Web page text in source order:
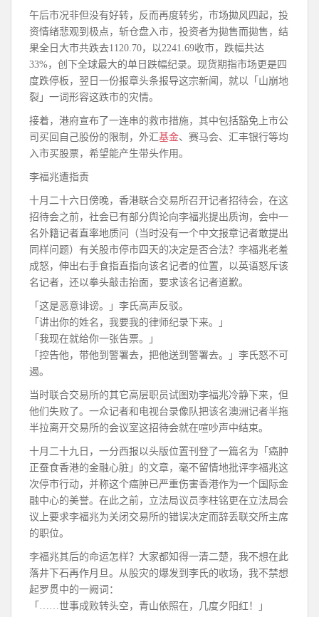
午后市况非但没有好转，反而再度转劣，市场拋风四起，投
资情绪悲观到极点，斩仓盘入市，投资者为拋售而拋售，结
果全日大市共跌去1120.70，以2241.69收市，跌幅共达
33%，创下全球最大的单日跌幅纪录。现货期指市场更是四
度跌停板，翌日一份报章头条报导这宗新闻，就以「山崩地
裂」一词形容这跌市的灾情。
接着，港府宣布了一连串的救市措施，其中包括豁免上市公
司买回自己股份的限制，外汇 基金、赛马会、汇丰银行等均
入市买股票，希望能产生带头作用。
李福兆遭指责
十月二十六日傍晚，香港联合交易所召开记者招待会，在这
招待会之前，社会已有部分舆论向李福兆提出质询，会中一
名外籍记者直率地质问（当时没有一个中文报章记者敢提出
同样问题）有关股市停市四天的决定是否合法？李福兆老羞
成怒，伸出右手食指直指向该名记者的位置，以英语怒斥该
名记者，还以拳头敲击抬面，要求该名记者道歉。
「这是恶意诽谤。」李氏高声反驳。
「讲出你的姓名，我要我的律师纪录下来。」
「我现在就给你一张告票。」
「控告他，带他到警署去，把他送到警署去。」李氏怒不可
遏。
当时联合交易所的其它高层职员试图劝李福兆冷静下来，但
他们失败了。一众记者和电视台录像队把该名澳洲记者半拖
半拉离开交易所的会议室这招待会就在喧吵声中结束。
十月二十九日，一分西报以头版位置刊登了一篇名为「癌肿
正蚕食香港的金融心脏」的文章，毫不留情地批评李福兆这
次停市行动，并称这个癌肿已严重伤害香港作为一个国际金
融中心的美誉。在此之前，立法局议员李柱铭更在立法局会
议上要求李福兆为关闭交易所的错误决定而辞丢联交所主席
的职位。
李福兆其后的命运怎样？大家都知得一清二楚，我不想在此
落井下石再作月旦。从股灾的爆发到李氏的收场，我不禁想
起罗贯中的一阙词：
「……世事成败转头空，青山依照在，几度夕阳红！」